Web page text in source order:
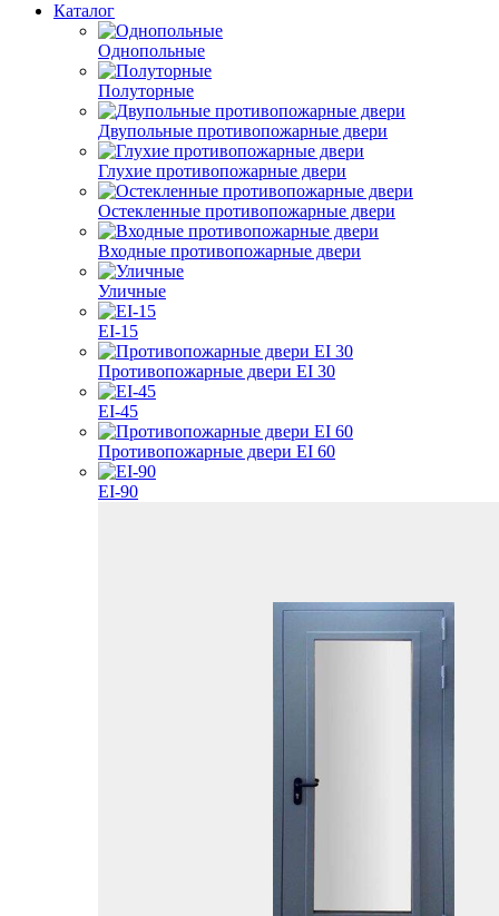
Каталог
Однопольные
Полуторные
Двупольные противопожарные двери
Глухие противопожарные двери
Остекленные противопожарные двери
Входные противопожарные двери
Уличные
EI-15
Противопожарные двери EI 30
EI-45
Противопожарные двери EI 60
EI-90